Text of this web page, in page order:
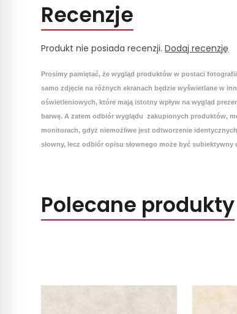
Recenzje
Produkt nie posiada recenzji.Dodaj recenzję
Prosimy pamiętać, że wygląd produktów w postaci
samo zdjęcie na różnych ekranach będzie wyświetlane w
oświetleniowych, które mają istotny wpływ na wygląd
barwę. A zatem odbiór wyglądu zakupionych produktów,
monitorach, gdyż niemożliwe jest odtworzenie
słowny, lecz odbiór opisu słownego może być subiektywny
Polecane produkty